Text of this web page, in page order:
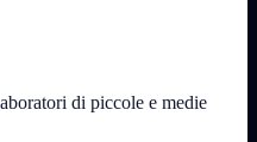
di piccole e medie